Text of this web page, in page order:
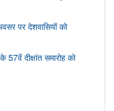
पर देशवासियों को
दीक्षांत समारोह को